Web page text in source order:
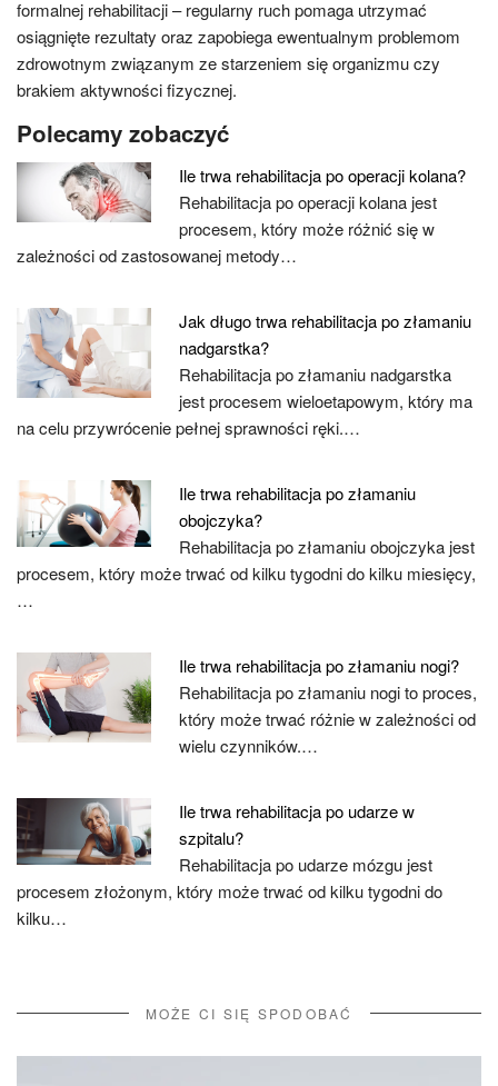
formalnej rehabilitacji – regularny ruch pomaga utrzymać
osiągnięte rezultaty oraz zapobiega ewentualnym problemom
zdrowotnym związanym ze starzeniem się organizmu czy
brakiem aktywności fizycznej.
Polecamy zobaczyć
Ile trwa rehabilitacja po operacji kolana?
Rehabilitacja po operacji kolana jest
procesem, który może różnić się w
zależności od zastosowanej metody…
Jak długo trwa rehabilitacja po złamaniu
nadgarstka?
Rehabilitacja po złamaniu nadgarstka
jest procesem wieloetapowym, który ma
na celu przywrócenie pełnej sprawności ręki.…
Ile trwa rehabilitacja po złamaniu
obojczyka?
Rehabilitacja po złamaniu obojczyka jest
procesem, który może trwać od kilku tygodni do kilku miesięcy,
…
Ile trwa rehabilitacja po złamaniu nogi?
Rehabilitacja po złamaniu nogi to proces,
który może trwać różnie w zależności od
wielu czynników.…
Ile trwa rehabilitacja po udarze w
szpitalu?
Rehabilitacja po udarze mózgu jest
procesem złożonym, który może trwać od kilku tygodni do
kilku…
MOŻE CI SIĘ SPODOBAĆ